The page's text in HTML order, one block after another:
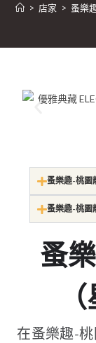
> 店家 > 蚤樂
蚤樂趣-桃園
蚤樂趣-桃園
蚤
在蚤樂趣-